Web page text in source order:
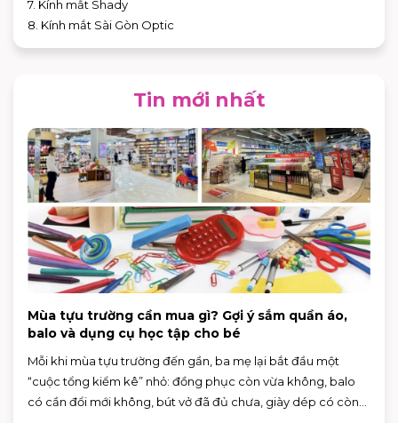
7. Kính mắt Shady
8. Kính mắt Sài Gòn Optic
Tin mới nhất
Mùa tựu trường cần mua gì? Gợi ý sắm quần áo,
balo và dụng cụ học tập cho bé
Mỗi khi mùa tựu trường đến gần, ba mẹ lại bắt đầu một
“cuộc tổng kiểm kê” nhỏ: đồng phục còn vừa không, balo
có cần đổi mới không, bút vở đã đủ chưa, giày dép có còn